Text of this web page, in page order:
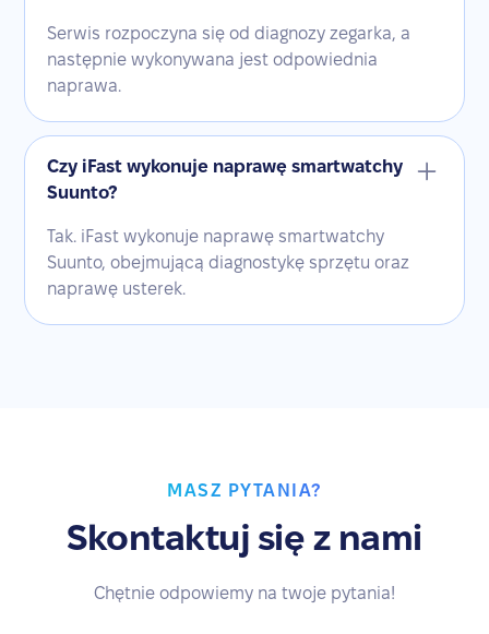
Serwis rozpoczyna się od diagnozy zegarka, a
następnie wykonywana jest odpowiednia
naprawa.
Czy iFast wykonuje naprawę smartwatchy
Suunto?
Tak. iFast wykonuje naprawę smartwatchy
Suunto, obejmującą diagnostykę sprzętu oraz
naprawę usterek.
MASZ PYTANIA?
Skontaktuj się z nami
Chętnie odpowiemy na twoje pytania!